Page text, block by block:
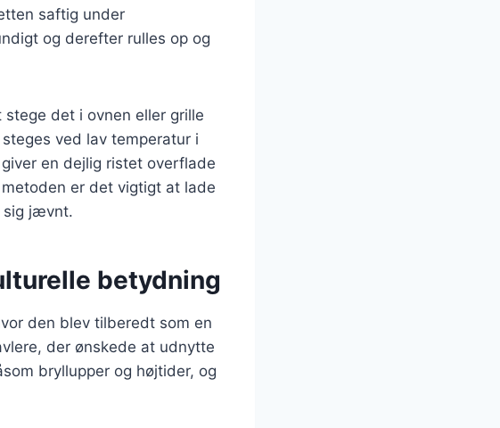
saftig under
og derefter rulles op og
det i ovnen eller grille
ved lav temperatur i
en dejlig ristet overflade
er det vigtigt at lade
sig jævnt.
betydning
den blev tilberedt som en
der ønskede at udnytte
bryllupper og højtider, og